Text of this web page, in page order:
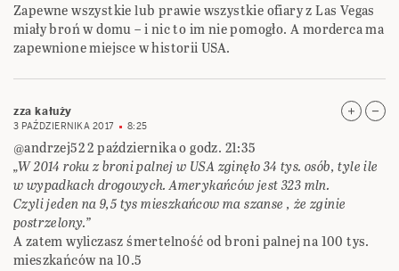
Zapewne wszystkie lub prawie wszystkie ofiary z Las Vegas
miały broń w domu – i nic to im nie pomogło. A morderca ma
zapewnione miejsce w historii USA.
zza kałuży
3 PAŹDZIERNIKA 2017 8:25
@andrzej52 2 października o godz. 21:35
„W 2014 roku z broni palnej w USA zginęło 34 tys. osób, tyle ile
w wypadkach drogowych. Amerykańców jest 323 mln.
Czyli jeden na 9,5 tys mieszkańcow ma szanse , że zginie
postrzelony.”
A zatem wyliczasz śmertelność od broni palnej na 100 tys.
mieszkańców na 10.5